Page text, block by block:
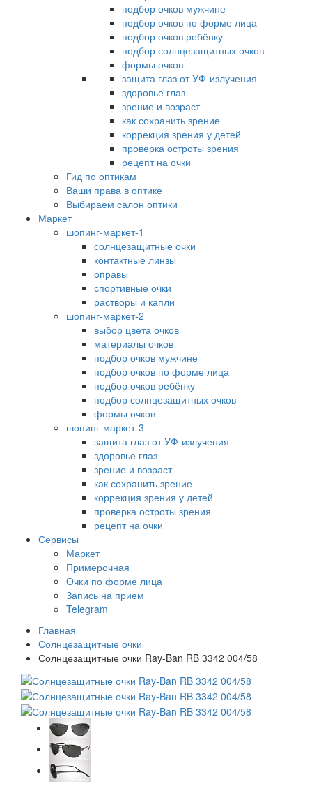
подбор очков мужчине
подбор очков по форме лица
подбор очков ребёнку
подбор солнцезащитных очков
формы очков
защита глаз от УФ-излучения
здоровье глаз
зрение и возраст
как сохранить зрение
коррекция зрения у детей
проверка остроты зрения
рецепт на очки
Гид по оптикам
Ваши права в оптике
Выбираем салон оптики
Маркет
шопинг-маркет-1
солнцезащитные очки
контактные линзы
оправы
спортивные очки
растворы и капли
шопинг-маркет-2
выбор цвета очков
материалы очков
подбор очков мужчине
подбор очков по форме лица
подбор очков ребёнку
подбор солнцезащитных очков
формы очков
шопинг-маркет-3
защита глаз от УФ-излучения
здоровье глаз
зрение и возраст
как сохранить зрение
коррекция зрения у детей
проверка остроты зрения
рецепт на очки
Сервисы
Маркет
Примерочная
Очки по форме лица
Запись на прием
Telegram
Главная
Солнцезащитные очки
Солнцезащитные очки Ray-Ban RB 3342 004/58